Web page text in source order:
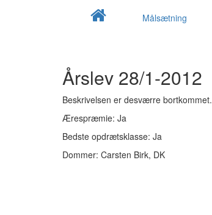
Målsætning
Årslev 28/1-2012
Beskrivelsen er desværre bortkommet.
Ærespræmie: Ja
Bedste opdrætsklasse: Ja
Dommer: Carsten Birk, DK